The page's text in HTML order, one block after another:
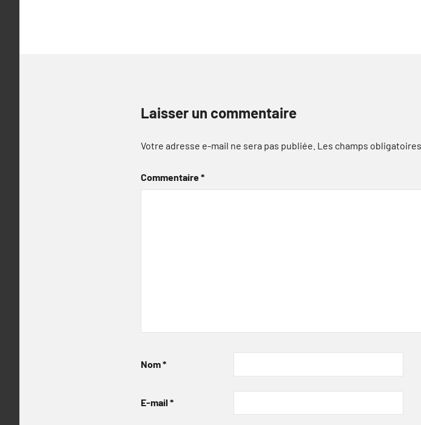
Laisser un commentaire
Votre adresse e-mail ne sera pas publiée. Les champs
Commentaire*
Nom*
E-mail *